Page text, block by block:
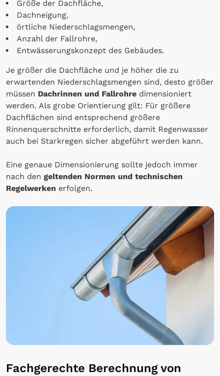
Größe der Dachfläche,
Dachneigung,
örtliche Niederschlagsmengen,
Anzahl der Fallrohre,
Entwässerungskonzept des Gebäudes.
Je größer die Dachfläche und je höher die zu
erwartenden Niederschlagsmengen sind, desto größer
müssen Dachrinnen und Fallrohre dimensioniert
werden. Als grobe Orientierung gilt: Für größere
Dachflächen sind entsprechend größere
Rinnenquerschnitte erforderlich, damit Regenwasser
auch bei Starkregen sicher abgeführt werden kann.
Eine genaue Dimensionierung sollte jedoch immer
nach den geltenden Normen und technischen
Regelwerken erfolgen.
Fachgerechte Berechnung von